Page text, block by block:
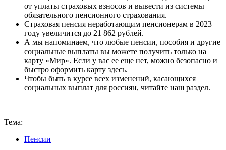
от уплаты страховых взносов и вывести из системы
обязательного пенсионного страхования.
Страховая пенсия неработающим пенсионерам в 2023
году увеличится до 21 862 рублей.
А мы напоминаем, что любые пенсии, пособия и другие
социальные выплаты вы можете получить только на
карту «Мир». Если у вас ее еще нет, можно безопасно и
быстро оформить карту здесь.
Чтобы быть в курсе всех изменений, касающихся
социальных выплат для россиян, читайте наш раздел.
Тема:
Пенсии